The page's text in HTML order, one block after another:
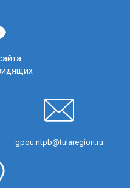
gpou.ntpb@tularegion.ru